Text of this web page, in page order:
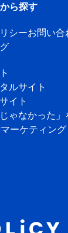
ら探す
シーお問い合
ルサイト
イト
ゃなかった」
ーケティング